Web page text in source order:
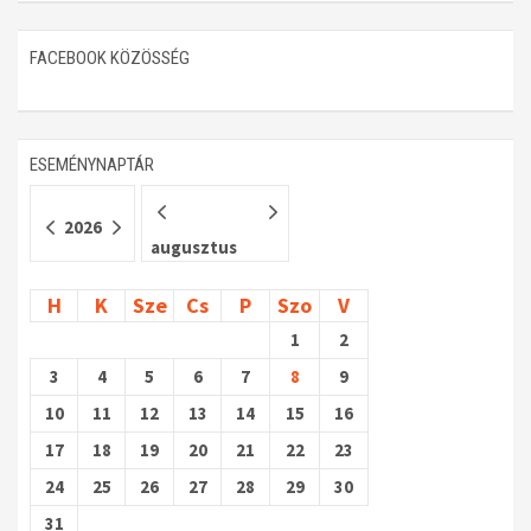
Műhelymunkák
FACEBOOK KÖZÖSSÉG
ESEMÉNYNAPTÁR
2026
augusztus
H K Sze Cs P Szo V
1
2
3
4 5 6 7 8
9
10
11 12 13 14 15
16
17
18 19 20 21 22
23
24
25 26 27 28 29
30
31